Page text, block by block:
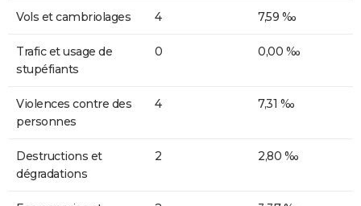
Vols et cambriolages 4 7,59 ‰
Trafic et usage de
stupéfiants
0 0,00 ‰
Violences contre des
personnes
4 7,31 ‰
Destructions et
dégradations
2 2,80 ‰